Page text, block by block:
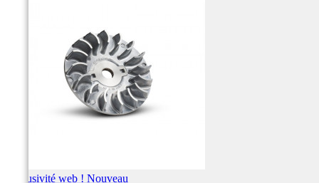
Exclusivité web ! Nouveau